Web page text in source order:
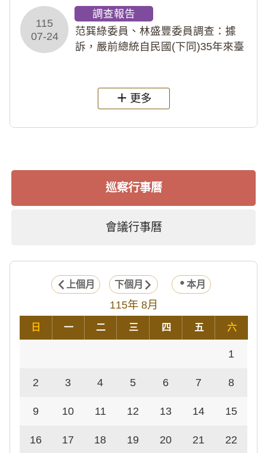
術倫理等情案調查報告。(115教調
31)
115
07-24
調查報告
范巽綠委員、林盛豐委員調查：據
訴，嚴前總統自民國(下同)35年來臺
過世後，總統府於89年間函請其家屬
繼續留住
更多
巡察行事曆
會議行事曆
上個月 下個月 本月
115年 8月
日 一 二 三 四 五 六
1
2 3 4 5 6 7 8
9 10 11 12 13 14 15
16 17 18 19 20 21 22